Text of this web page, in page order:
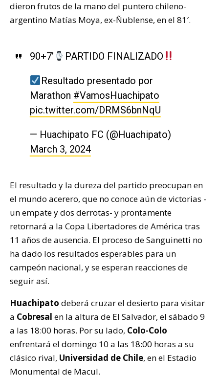
dieron frutos de la mano del puntero chileno-
argentino Matías Moya, ex-Ñublense, en el 81′.
90+7’ PARTIDO FINALIZADO
Resultado presentado por
Marathon #VamosHuachipato
pic.twitter.com/DRMS6bnNqU
— Huachipato FC (@Huachipato)
March 3, 2024
El resultado y la dureza del partido preocupan en
el mundo acerero, que no conoce aún de victorias -
un empate y dos derrotas- y prontamente
retornará a la Copa Libertadores de América tras
11 años de ausencia. El proceso de Sanguinetti no
ha dado los resultados esperables para un
campeón nacional, y se esperan reacciones de
seguir así.
Huachipato deberá cruzar el desierto para visitar
a Cobresal en la altura de El Salvador, el sábado 9
a las 18:00 horas. Por su lado, Colo-Colo
enfrentará el domingo 10 a las 18:00 horas a su
clásico rival, Universidad de Chile, en el Estadio
Monumental de Macul.